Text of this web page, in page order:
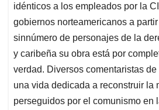
idénticos a los empleados por la
gobiernos norteamericanos a
sinnúmero de personajes de la
y caribeña su obra está por
verdad. Diversos comentaristas
una vida dedicada a reconstruir la
perseguidos por el comunismo en